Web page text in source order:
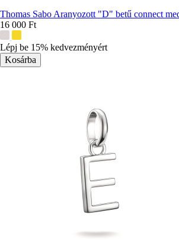
Thomas Sabo Aranyozott "D" betű connect
16 000 Ft
színek:
Lépj be 15% kedvezményért